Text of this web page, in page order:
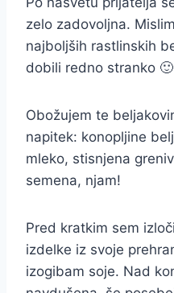
zelo zadovoljna.
najboljših rastlinskih
dobili redno stranko 🙂
Obožujem te
napitek: konopljine
mleko, stisnjena
semena, njam!
Pred kratkim sem
izdelke iz svoje
izogibam soje. Nad